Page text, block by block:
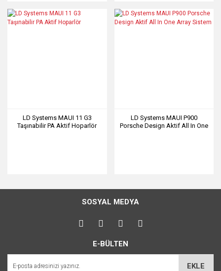
LD Systems MAUI 11 G3
Taşınabilir PA Aktif Hoparlör
LD Systems MAUI P900
Porsche Design Aktif All In One
SOSYAL MEDYA
E-BÜLTEN
EKLE